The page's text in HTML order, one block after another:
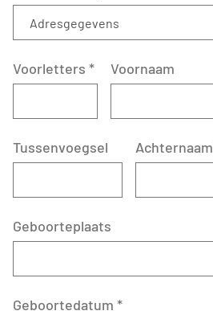
Voorletters * Voornaam
Tussenvoegsel Achternaam
Geboorteplaats
Geboortedatum *